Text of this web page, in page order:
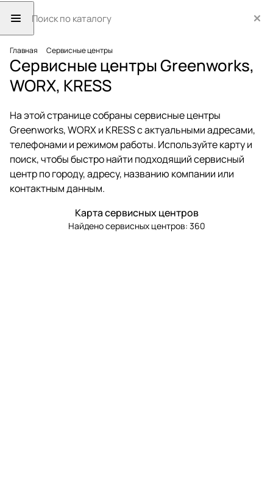
Главная Сервисные центры
Сервисные центры Greenworks,
WORX, KRESS
На этой странице собраны сервисные центры
Greenworks, WORX и KRESS с актуальными адресами,
телефонами и режимом работы. Используйте карту и
поиск, чтобы быстро найти подходящий сервисный
центр по городу, адресу, названию компании или
контактным данным.
Карта сервисных центров
Найдено сервисных центров: 360